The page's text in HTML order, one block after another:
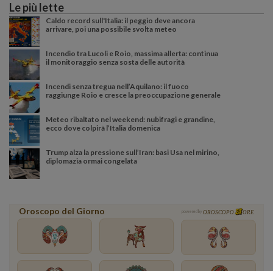
Le più lette
Caldo record sull'Italia: il peggio deve ancora
arrivare, poi una possibile svolta meteo
Incendio tra Lucoli e Roio, massima allerta: continua
il monitoraggio senza sosta delle autorità
Incendi senza tregua nell’Aquilano: il fuoco
raggiunge Roio e cresce la preoccupazione generale
Meteo ribaltato nel weekend: nubifragi e grandine,
ecco dove colpirà l’Italia domenica
Trump alza la pressione sull’Iran: basi Usa nel mirino,
diplomazia ormai congelata
Oroscopo del Giorno powered by OROSCOPO ORE